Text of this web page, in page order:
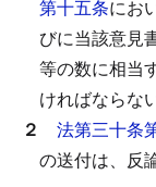
第十五条にお
びに当該意見
等の数に相当
ければならない
２ 法第三十条
の送付は、反